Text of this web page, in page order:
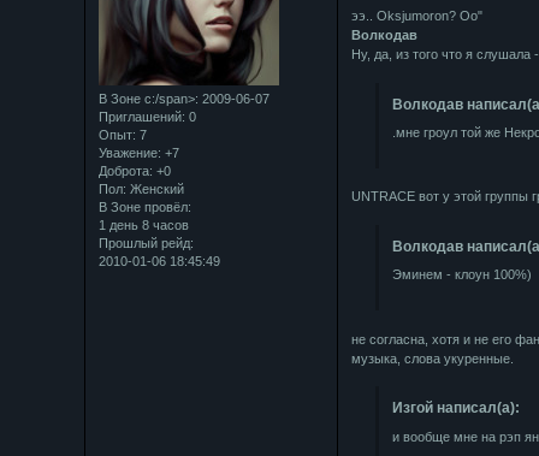
В Зоне с:/span>: 2009-06-07
Приглашений: 0
Опыт: 7
Уважение: +7
Доброта: +0
Пол: Женский
В Зоне провёл:
1 день 8 часов
Прошлый рейд:
2010-01-06 18:45:49
ээ.. Oksjumoron? Оо"
Bолкодав
Ну, да, из того что я
Bолкодав
.мне гроул той же
UNTRACE вот у этой группы
Bолкодав
Эминем - клоун 100%)
не согласна, хотя и не его
музыка, слова укуренные.
Изгой написал(а):
и вообще мне на рэп